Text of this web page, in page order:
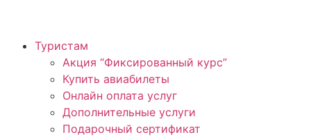
Туристам
Акция “Фиксированный курс”
Купить авиабилеты
Онлайн оплата услуг
Дополнительные услуги
Подарочный сертификат